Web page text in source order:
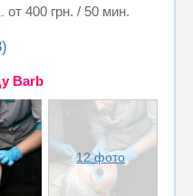
от 400 грн. / 50 мин.
Barb
12 фото